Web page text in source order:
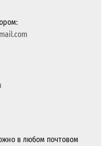
в любом почтовом